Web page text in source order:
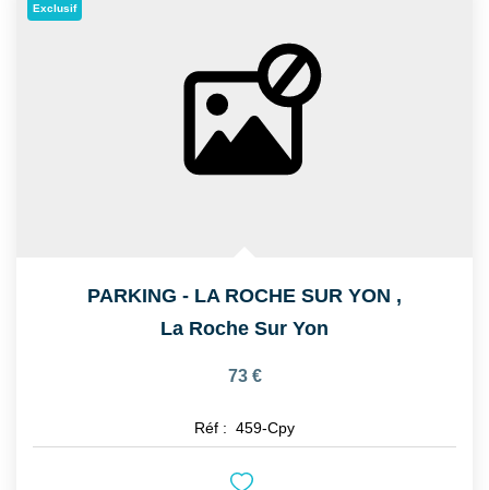
Exclusif
PARKING - LA ROCHE SUR YON ,
La Roche Sur Yon
73 €
Réf : 459-Cpy